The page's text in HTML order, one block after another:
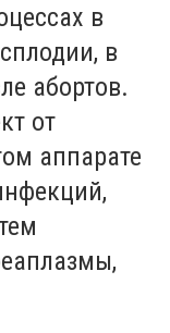
в
в
абортов.
от
аппарате